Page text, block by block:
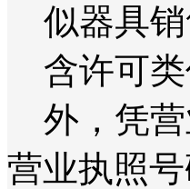
似器具
含许可
外，凭
营业执照号